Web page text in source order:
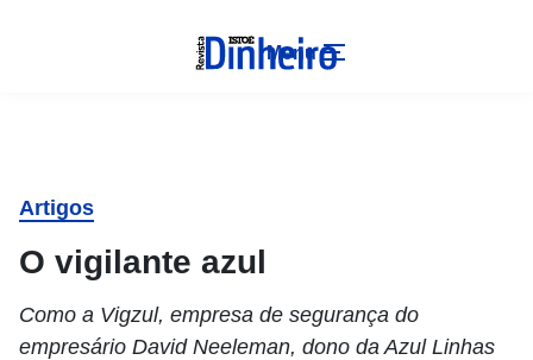
Menu
Artigos
O vigilante azul
Como a Vigzul, empresa de segurança do
empresário David Neeleman, dono da Azul Linhas